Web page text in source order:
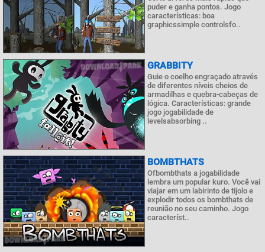
puder e ganha pontos. Jogo
características: boa
graphicssimple controlsfo..
GRABBITY
Guie o coelho engraçado através
de diferentes níveis cheios de
armadilhas e quebra-cabeças de
lógica. Características: grande
jogo jogabilidade de
levelsabsorbing ..
BOMBTHATS
Ofbombthats a jogabilidade
lembra um popular kuro. Você vai
viajar em um labirinto de tijolo e
explodir todos os bombthats de
reunião no seu caminho. Jogo
característ..